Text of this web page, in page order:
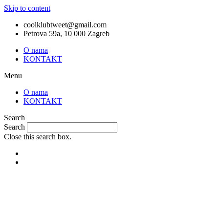
Skip to content
coolklubtweet@gmail.com
Petrova 59a, 10 000 Zagreb
O nama
KONTAKT
Menu
O nama
KONTAKT
Search
Search
Close this search box.